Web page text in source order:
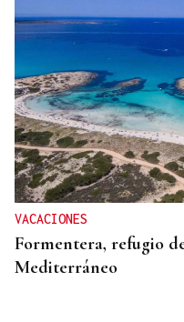
VACACIONES
Formentera, refugio
Mediterráneo